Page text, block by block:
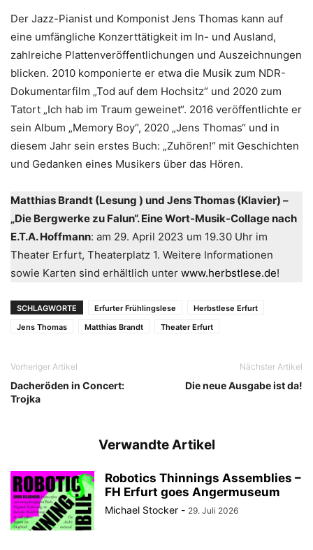
Der Jazz-Pianist und Komponist Jens Thomas kann auf
eine umfängliche Konzerttätigkeit im In- und Ausland,
zahlreiche Plattenveröffentlichungen und Auszeichnungen
blicken. 2010 komponierte er etwa die Musik zum NDR-
Dokumentarfilm „Tod auf dem Hochsitz“ und 2020 zum
Tatort „Ich hab im Traum geweinet“. 2016 veröffentlichte er
sein Album „Memory Boy“, 2020 „Jens Thomas“ und in
diesem Jahr sein erstes Buch: „Zuhören!“ mit Geschichten
und Gedanken eines Musikers über das Hören.
Matthias Brandt (Lesung ) und Jens Thomas (Klavier) –
„Die Bergwerke zu Falun“. Eine Wort-Musik-Collage nach
E.T.A. Hoffmann: am 29. April 2023 um 19.30 Uhr im
Theater Erfurt, Theaterplatz 1. Weitere Informationen
sowie Karten sind erhältlich unter www.herbstlese.de!
SCHLAGWORTE Erfurter Frühlingslese
Herbstlese Erfurt
Jens Thomas
Matthias Brandt Theater Erfurt
Vorheriger Artikel
Dacheröden in Concert:
Trojka
Nächster Artikel
Die neue Ausgabe ist da!
Verwandte Artikel
Robotics Thinnings Assemblies –
FH Erfurt goes Angermuseum
Michael Stocker - 29. Juli 2026